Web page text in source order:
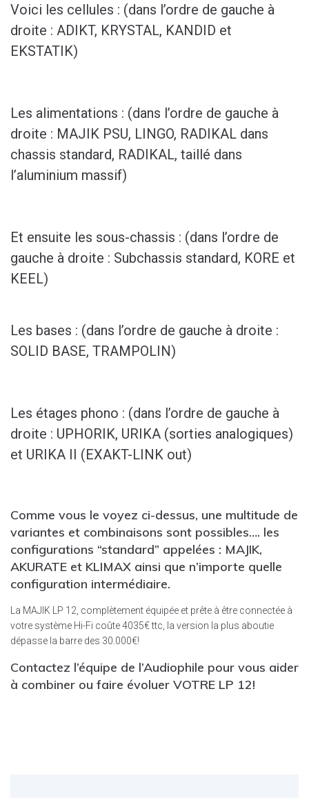
Voici les cellules : (dans l’ordre de gauche à
droite : ADIKT, KRYSTAL, KANDID et
EKSTATIK)
Les alimentations : (dans l’ordre de gauche à
droite : MAJIK PSU, LINGO, RADIKAL dans
chassis standard, RADIKAL, taillé dans
l’aluminium massif)
Et ensuite les sous-chassis : (dans l’ordre de
gauche à droite : Subchassis standard, KORE et
KEEL)
Les bases : (dans l’ordre de gauche à droite :
SOLID BASE, TRAMPOLIN)
Les étages phono : (dans l’ordre de gauche à
droite : UPHORIK, URIKA (sorties analogiques)
et URIKA II (EXAKT-LINK out)
Comme vous le voyez ci-dessus, une multitude de
variantes et combinaisons sont possibles…. les
configurations “standard” appelées : MAJIK,
AKURATE et KLIMAX ainsi que n’importe quelle
configuration intermédiaire.
La MAJIK LP 12, complètement équipée et prête à être connectée à
votre système Hi-Fi coûte 4035€ ttc, la version la plus aboutie
dépasse la barre des 30.000€!
Contactez l’équipe de l’Audiophile pour vous aider
à combiner ou faire évoluer VOTRE LP 12!